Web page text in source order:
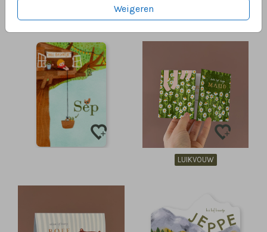
Weigeren
LUIKVOUW